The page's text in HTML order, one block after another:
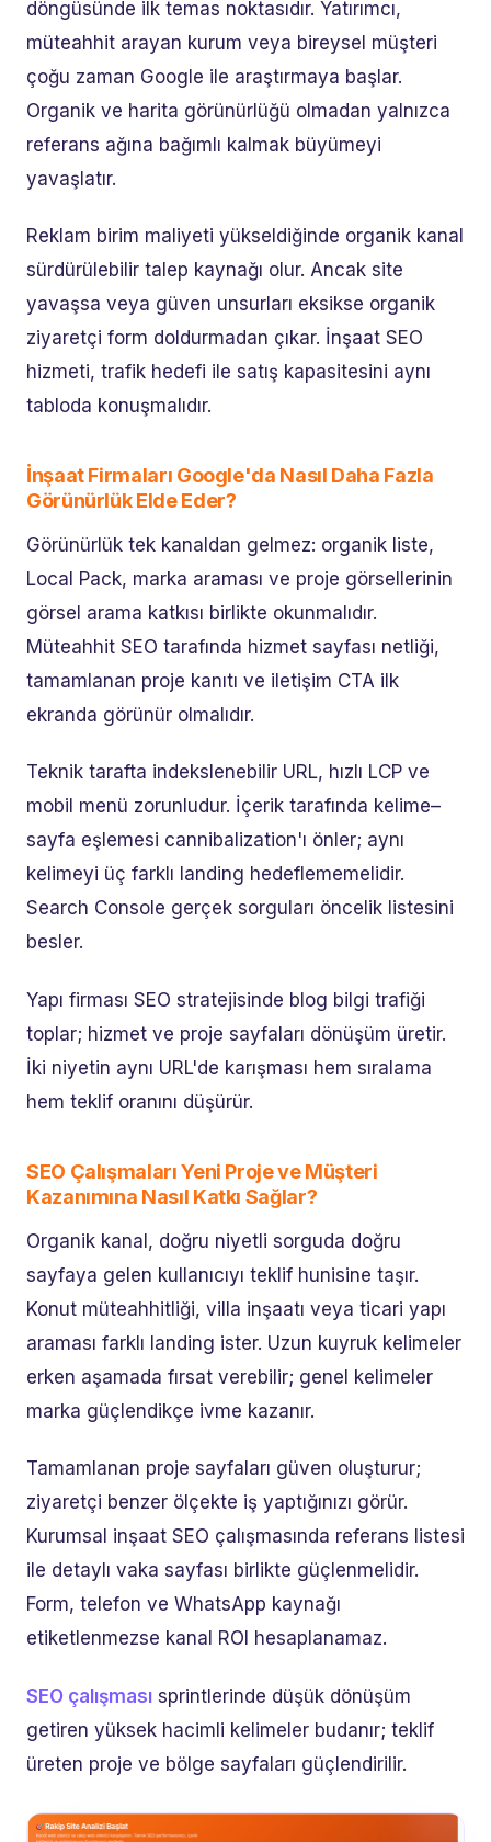
döngüsünde ilk temas noktasıdır. Yatırımcı,
müteahhit arayan kurum veya bireysel müşteri
çoğu zaman Google ile araştırmaya başlar.
Organik ve harita görünürlüğü olmadan yalnızca
referans ağına bağımlı kalmak büyümeyi
yavaşlatır.
Reklam birim maliyeti yükseldiğinde organik kanal
sürdürülebilir talep kaynağı olur. Ancak site
yavaşsa veya güven unsurları eksikse organik
ziyaretçi form doldurmadan çıkar. İnşaat SEO
hizmeti, trafik hedefi ile satış kapasitesini aynı
tabloda konuşmalıdır.
İnşaat Firmaları Google'da Nasıl Daha Fazla
Görünürlük Elde Eder?
Görünürlük tek kanaldan gelmez: organik liste,
Local Pack, marka araması ve proje görsellerinin
görsel arama katkısı birlikte okunmalıdır.
Müteahhit SEO tarafında hizmet sayfası netliği,
tamamlanan proje kanıtı ve iletişim CTA ilk
ekranda görünür olmalıdır.
Teknik tarafta indekslenebilir URL, hızlı LCP ve
mobil menü zorunludur. İçerik tarafında kelime–
sayfa eşlemesi cannibalization'ı önler; aynı
kelimeyi üç farklı landing hedeflememelidir.
Search Console gerçek sorguları öncelik listesini
besler.
Yapı firması SEO stratejisinde blog bilgi trafiği
toplar; hizmet ve proje sayfaları dönüşüm üretir.
İki niyetin aynı URL'de karışması hem sıralama
hem teklif oranını düşürür.
SEO Çalışmaları Yeni Proje ve Müşteri
Kazanımına Nasıl Katkı Sağlar?
Organik kanal, doğru niyetli sorguda doğru
sayfaya gelen kullanıcıyı teklif hunisine taşır.
Konut müteahhitliği, villa inşaatı veya ticari yapı
araması farklı landing ister. Uzun kuyruk kelimeler
erken aşamada fırsat verebilir; genel kelimeler
marka güçlendikçe ivme kazanır.
Tamamlanan proje sayfaları güven oluşturur;
ziyaretçi benzer ölçekte iş yaptığınızı görür.
Kurumsal inşaat SEO çalışmasında referans listesi
ile detaylı vaka sayfası birlikte güçlenmelidir.
Form, telefon ve WhatsApp kaynağı
etiketlenmezse kanal ROI hesaplanamaz.
SEO çalışması sprintlerinde düşük dönüşüm
getiren yüksek hacimli kelimeler budanır; teklif
üreten proje ve bölge sayfaları güçlendirilir.